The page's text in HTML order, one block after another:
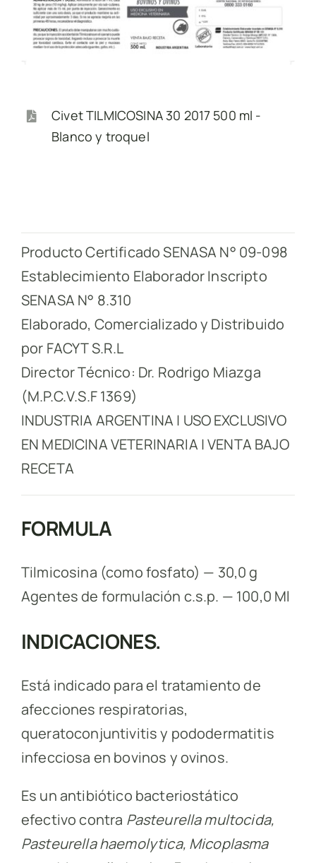
Producto Certificado SENASA N° 09-098
Establecimiento Elaborador Inscripto
SENASA N° 8.310
Elaborado, Comercializado y Distribuido
por FACYT S.R.L
Director Técnico: Dr. Rodrigo Miazga
(M.P.C.V.S.F 1369)
INDUSTRIA ARGENTINA | USO EXCLUSIVO
EN MEDICINA VETERINARIA | VENTA BAJO
RECETA
FORMULA
Tilmicosina (como fosfato) — 30,0 g
Agentes de formulación c.s.p. — 100,0 Ml
INDICACIONES.
Está indicado para el tratamiento de
afecciones respiratorias,
queratoconjuntivitis y pododermatitis
infecciosa en bovinos y ovinos.
Es un antibiótico bacteriostático
efectivo contra Pasteurella multocida,
Pasteurella haemolytica, Micoplasma
Civet TILMICOSINA 30 2017 500 ml -
Blanco y troquel